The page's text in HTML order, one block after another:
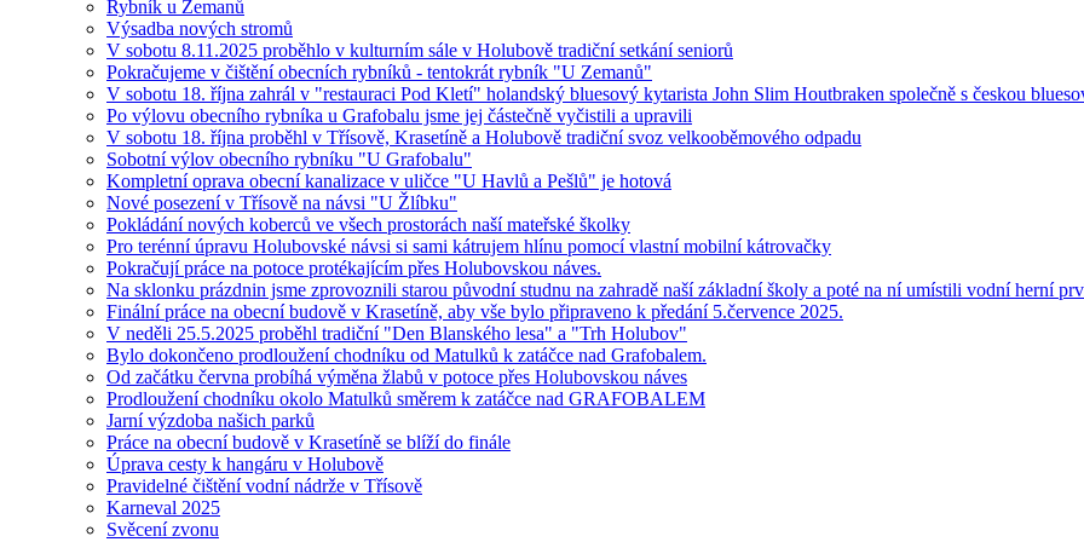
Rybník u Zemanů
Výsadba nových stromů
V sobotu 8.11.2025 proběhlo v kulturním sále v Holubově tradiční setkání seniorů
Pokračujeme v čištění obecních rybníků - tentokrát rybník "U Zemanů"
V sobotu 18. října zahrál v "restauraci Pod Kletí" holandský bluesový kytarista John Slim Houtbraken společně s českou
Po výlovu obecního rybníka u Grafobalu jsme jej částečně vyčistili a upravili
V sobotu 18. října proběhl v Třísově, Krasetíně a Holubově tradiční svoz velkooběmového odpadu
Sobotní výlov obecního rybníku "U Grafobalu"
Kompletní oprava obecní kanalizace v uličce "U Havlů a Pešlů" je hotová
Nové posezení v Třísově na návsi "U Žlíbku"
Pokládání nových koberců ve všech prostorách naší mateřské školky
Pro terénní úpravu Holubovské návsi si sami kátrujem hlínu pomocí vlastní mobilní kátrovačky
Pokračují práce na potoce protékajícím přes Holubovskou náves.
Na sklonku prázdnin jsme zprovoznili starou původní studnu na zahradě naší základní školy a poté na ní umístili vodní herní
Finální práce na obecní budově v Krasetíně, aby vše bylo připraveno k předání 5.července 2025.
V neděli 25.5.2025 proběhl tradiční "Den Blanského lesa" a "Trh Holubov"
Bylo dokončeno prodloužení chodníku od Matulků k zatáčce nad Grafobalem.
Od začátku června probíhá výměna žlabů v potoce přes Holubovskou náves
Prodloužení chodníku okolo Matulků směrem k zatáčce nad GRAFOBALEM
Jarní výzdoba našich parků
Práce na obecní budově v Krasetíně se blíží do finále
Úprava cesty k hangáru v Holubově
Pravidelné čištění vodní nádrže v Třísově
Karneval 2025
Svěcení zvonu